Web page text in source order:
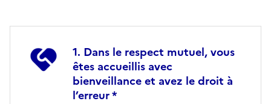
Dans le respect mutuel, vous
êtes accueillis avec
bienveillance et avez le droit à
l’erreur *